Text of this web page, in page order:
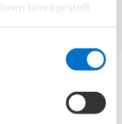
bereitgestellt
Sie